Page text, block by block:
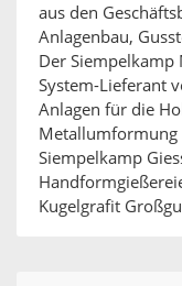
aus den
Anlagenbau,
Der Siempelkamp
System-Lieferant
Anlagen für die
Metallumformung
Siempelkamp
Kugelgrafit